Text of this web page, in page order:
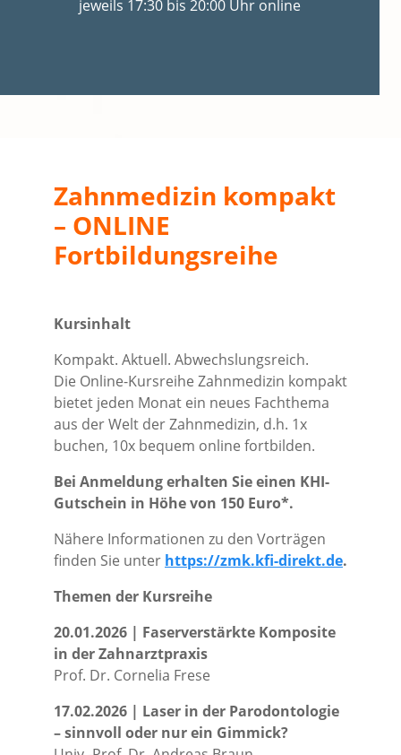
jeweils 17:30 bis 20:00 Uhr online
Zahnmedizin kompakt
– ONLINE
Fortbildungsreihe
Kursinhalt
Kompakt. Aktuell. Abwechslungsreich.
Die Online-Kursreihe Zahnmedizin kompakt
bietet jeden Monat ein neues Fachthema
aus der Welt der Zahnmedizin, d.h. 1x
buchen, 10x bequem online fortbilden.
Bei Anmeldung erhalten Sie einen KHI-
Gutschein in Höhe von 150 Euro*.
Nähere Informationen zu den Vorträgen
finden Sie unter https://zmk.kfi-direkt.de.
Themen der Kursreihe
20.01.2026 | Faserverstärkte Komposite
in der Zahnarztpraxis
Prof. Dr. Cornelia Frese
17.02.2026 | Laser in der Parodontologie
– sinnvoll oder nur ein Gimmick?